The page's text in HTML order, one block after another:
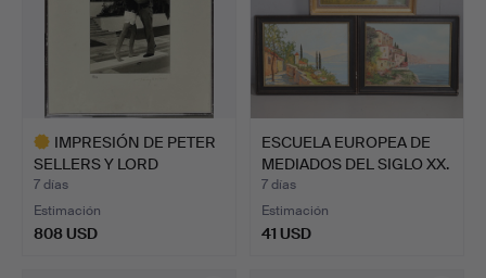
IMPRESIÓN DE PETER
SELLERS Y LORD
SNOWDON …
7 días
Estimación
808 USD
ESCUELA EUROPEA DE
MEDIADOS DEL SIGLO XX.
…
7 días
Estimación
41 USD